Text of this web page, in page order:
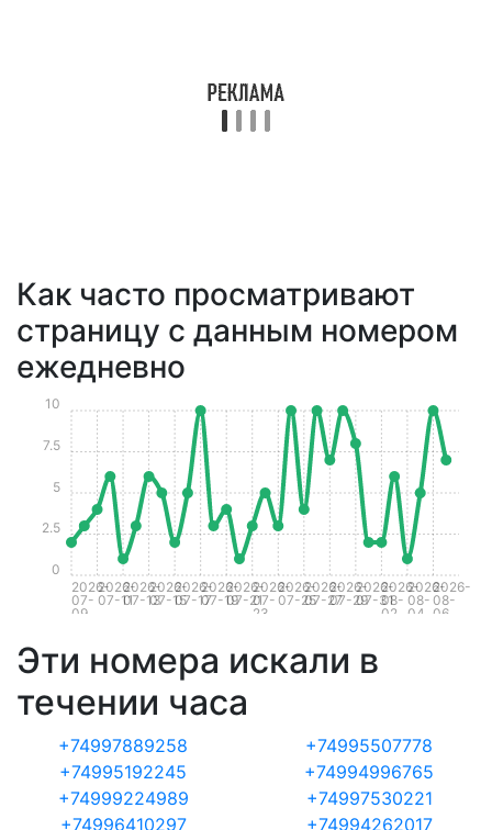
Как часто просматривают
страницу с данным номером
ежедневно
2026-
07-
09
2026-
07-11
2026-
07-13
2026-
07-15
2026-
07-17
2026-
07-19
2026-
07-21
2026-
07-
23
2026-
07-25
2026-
07-27
2026-
07-29
2026-
07-31
2026-
08-
02
2026-
08-
04
2026-
08-
06
0
2.5
5
7.5
10
Эти номера искали в
течении часа
+74997889258
+74995507778
+74995192245
+74994996765
+74999224989
+74997530221
+74996410297
+74994262017